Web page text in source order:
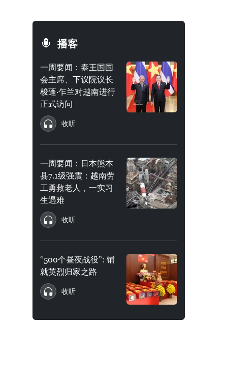
播客
一周要闻：泰王国国
会主席、下议院议长
梭蓬·乍兰对越南进行
正式访问
收听
一周要闻：日本熊本
县7.1级强震：越南劳
工勇救老人，一实习
生遇难
收听
“500个昼夜战役”: 铺
就英烈归家之路
收听